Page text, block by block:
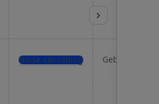
Noise cancelling